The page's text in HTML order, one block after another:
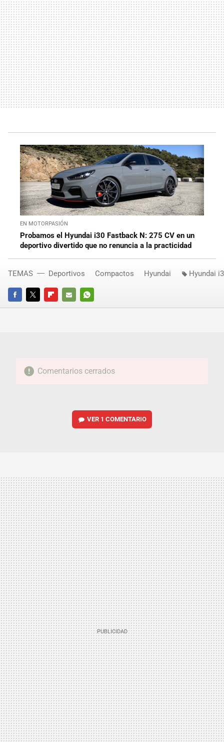
EN MOTORPASIÓN
Probamos el Hyundai i30 Fastback N: 275 CV en un
deportivo divertido que no renuncia a la practicidad
FACEBOOKTWITTERFLIPBOARD
E-
WHATSAPP
TEMAS Deportivos Compactos Hyundai Hyundai
Comentarios cerrados
VER 1 COMENTARIO